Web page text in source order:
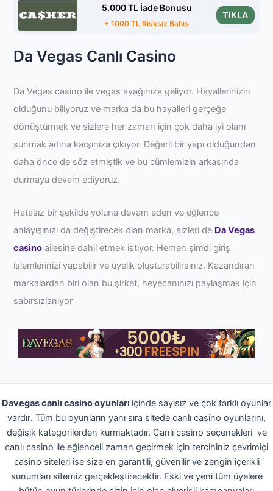
5.000 TL İade Bonusu
+ 1000 TL Risksiz Bahis
TIKLA
Da Vegas Canlı Casino
Da Vegas casino ile vegas ayağınıza geliyor. Hayallerinizin
olduğunu biliyoruz ve marka da bu hayalleri gerçeğe
dönüştürmek ve sizlere her zaman için çok daha iyi olanı
sunmak adına karşınıza çıkıyor. Değerli bir yapı olduğundan
daha önce de söz etmiştik ve bu cümlemizin arkasında
durmaya devam ediyoruz.
Hatasız bir şekilde yoluna devam eden ve eğlence
anlayışınızı da değiştirecek olan marka, sizleri de Da Vegas
casino ailesine dahil etmek istiyor. Hemen şimdi giriş
işlemlerinizi yapabilir ve üyelik oluşturabilirsiniz. Kazandıran
markalardan biri olan bu şirket, heyecanınızı paylaşmak için
sabırsızlanıyor
Davegas canlı casino oyunları içinde sayısız ve çok farklı oyunlar
vardır. Tüm bu oyunların yanı sıra sitede canlı casino oyunlarını,
değişik kategorilerden kurmaktadır. Canlı casino seçenekleri ve
canlı casino ile eğlenceli zaman geçirmek için tercihiniz çevrimiçi
casino siteleri ise size en garantili, güvenilir ve zengin içerikli
sunumları sitemiz gerçekleştirecektir. Eski ve yeni tüm üyelere